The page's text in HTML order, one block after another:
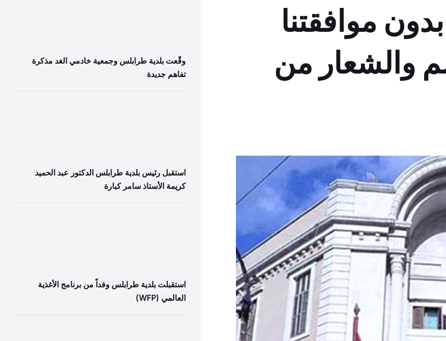
موافقتنا
والشعار من
وقّعت بلدية طرابلس وجمعية خادمي الغد مذكرة
تفاهم جديدة
استقبل رئيس بلدية طرابلس الدكتور عبد الحميد
كريمة الأستاذ سامر كبارة
استقبلت بلدية طرابلس وفداً من برنامج الأغذية
العالمي (WFP)